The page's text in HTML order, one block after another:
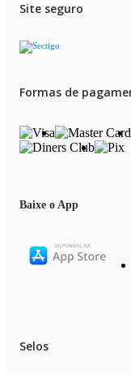
Site seguro
Formas de
Baixe o App
Selos